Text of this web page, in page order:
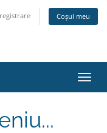
Coșul meu